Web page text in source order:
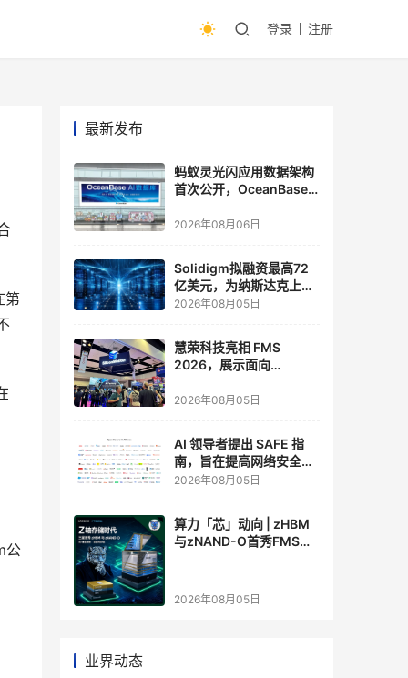
登录 注册
第
公
最新发布
蚂蚁灵光闪应用数据架构
首次公开，OceanBase
2026年08月06日
Solidigm拟融资最高72
亿美元，为纳斯达克上市
做准备
2026年08月05日
慧荣科技亮相 FMS
2026，展示面向
存储方案
2026年08月05日
AI 领导者提出 SAFE 指
南，旨在提高网络安全透
明度
2026年08月05日
算力「芯」动向 | zHBM
与zNAND-O首秀FMS
个维度，z轴算盘的魅力
2026年08月05日
业界动态